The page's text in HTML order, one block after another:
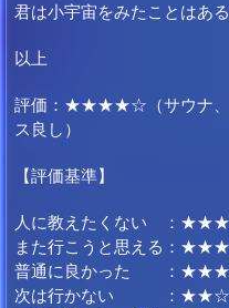
君は小宇宙をみたことはあ
以上
評価：★★★★☆（サウナ、
ス良し）
【評価基準】
人に教えたくない ：
また行こうと思える：
普通に良かった ：
次は行かない ：